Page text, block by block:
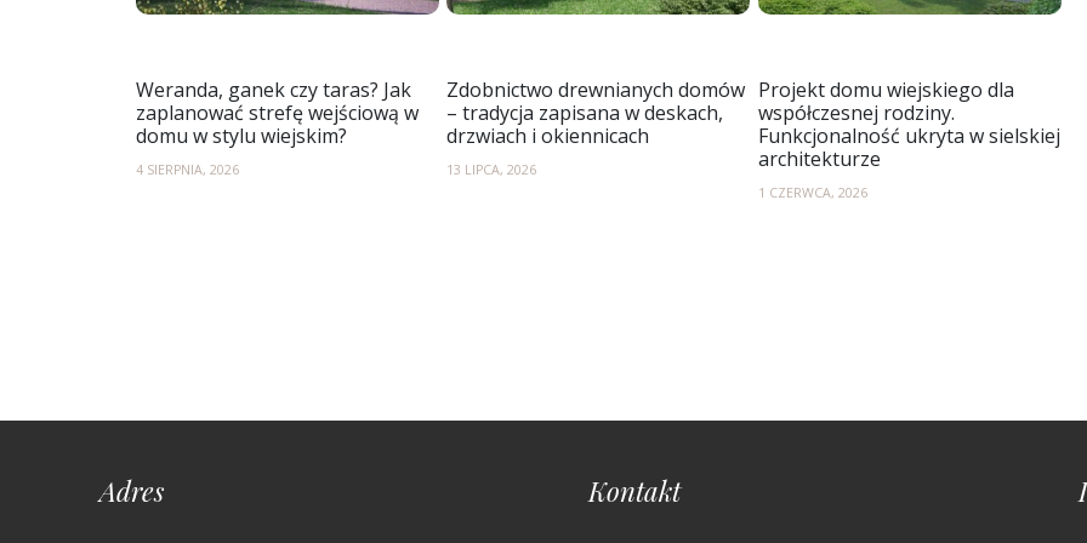
Weranda, ganek czy taras? Jak
zaplanować strefę wejściową w
domu w stylu wiejskim?
4 SIERPNIA, 2026
Zdobnictwo drewnianych domów
– tradycja zapisana w deskach,
drzwiach i okiennicach
13 LIPCA, 2026
Projekt domu wiejskiego dla
współczesnej rodziny.
Funkcjonalność ukryta w sielskiej
architekturze
1 CZERWCA, 2026
Adres Kontakt